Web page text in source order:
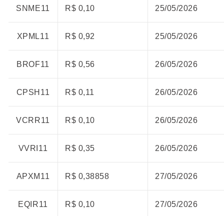
SNME11 R$ 0,10 25/05/2026
XPML11 R$ 0,92 25/05/2026
BROF11 R$ 0,56 26/05/2026
CPSH11 R$ 0,11 26/05/2026
VCRR11 R$ 0,10 26/05/2026
VVRI11 R$ 0,35 26/05/2026
APXM11 R$ 0,38858 27/05/2026
EQIR11 R$ 0,10 27/05/2026